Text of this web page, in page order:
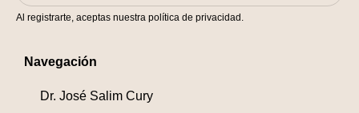
Al registrarte, aceptas nuestra política de privacidad.
Navegación
Dr. José Salim Cury